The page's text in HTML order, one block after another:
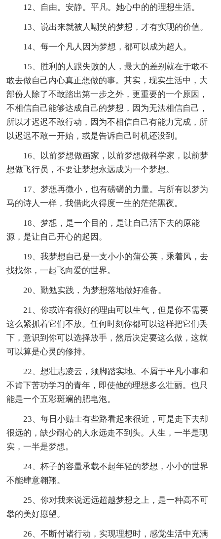
12、自由。安静。平凡。她心中的的理想生活。
13、说出来就被人嘲笑的梦想，才有实现的价值。
14、每一个凡人因为梦想，都可以成为超人。
15、胜利的人跟失败的人，最大的差别就在于敢不
敢去做自己内心真正想做的事。其实，现实生活中，大
部份人除了不敢踏出第一步之外，更重要的一个原因，
不相信自己能够达成自己的梦想，因为无法相信自己，
所以才迟迟不敢行动，因为不相信自己有能力完成，所
以迟迟不敢一开始，或是告诉自己时机还没到。
16、以前梦想做画家，以前梦想做科学家，以前梦
想做飞行员，不要让梦想永远成为一个梦想。
17、梦想再微小，也有磅礴的力量。与所有以梦为
马的诗人一样，我借此火得度一生的茫茫黑夜。
18、梦想，是一个目的，是让自己活下去的原能
源，是让自己开心的起因。
19、我梦想自己是一支小小的蒲公英，乘着风，去
找找你，一起飞向爱的世界。
20、勤勉实践，为梦想落地做好准备。
21、你或许有很好的理由可以生气，但是你不需要
这么紧抓着它们不放。任何时刻你都可以这样把它们丢
下，意识到你可以选择放手，然后决定要这么做，这就
可以算是心灵的修持。
22、想壮志凌云，须脚踏实地。不屑于平凡小事和
不肯下苦功学习的青年，即使他的理想多么壮丽。也只
能是一个五彩斑斓的肥皂泡。
23、每日小贴士有些路看起来很近，可是走下去却
很远的，缺少耐心的人永远走不到头。人生，一半是现
实，一半是梦想。
24、杯子的容量承载不起年轻的梦想，小小的世界
不能肆意翱翔。
25、你对我来说远远超越梦想之上，是一种高不可
攀的美好愿望。
26、不断付诸行动，实现理想时，感觉生活中充满